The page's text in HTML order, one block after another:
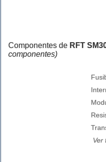
Componentes de RFT
componentes)
Ver